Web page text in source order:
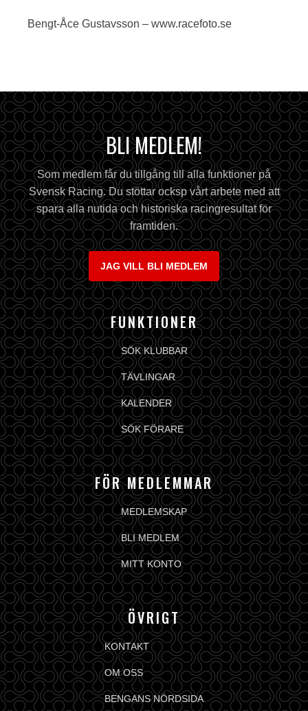
Bengt-Åce Gustavsson – www.racefoto.se
BLI MEDLEM!
Som medlem får du tillgång till alla funktioner på
Svensk Racing. Du stöttar ocksp vårt arbete med att
spara alla nutida och historiska racingresultat för
framtiden.
JAG VILL BLI MEDLEM
FUNKTIONER
SÖK KLUBBAR
TÄVLINGAR
KALENDER
SÖK FÖRARE
FÖR MEDLEMMAR
MEDLEMSKAP
BLI MEDLEM
MITT KONTO
ÖVRIGT
KONTAKT
OM OSS
BENGANS NÖRDSIDA